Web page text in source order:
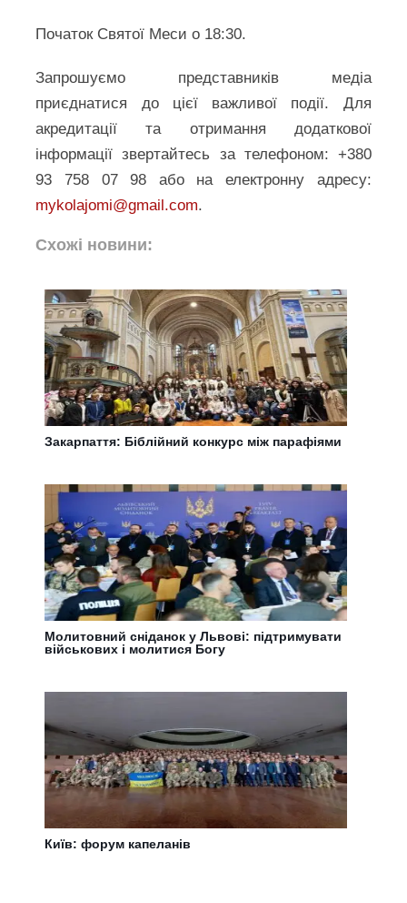
Початок Святої Меси о 18:30.
Запрошуємо представників медіа
приєднатися до цієї важливої події. Для
акредитації та отримання додаткової
інформації звертайтесь за телефоном: +380
93 758 07 98 або на електронну адресу:
mykolajomi@gmail.com.
Схожі новини:
Закарпаття: Біблійний конкурс між парафіями
Молитовний сніданок у Львові: підтримувати
військових і молитися Богу
Київ: форум капеланів